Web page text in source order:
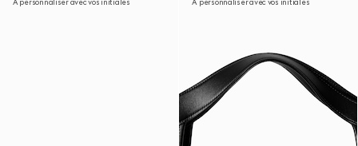
À personnaliser avec vos initiales À personnaliser avec vos initiales